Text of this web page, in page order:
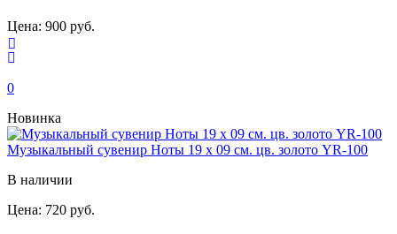
Цена: 900 руб.
0
Новинка
Музыкальный сувенир Ноты 19 х 09 см. цв. золото YR-100
В наличии
Цена: 720 руб.